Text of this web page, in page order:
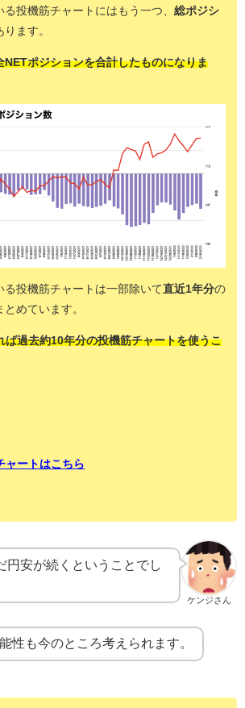
投機筋チャートにはもう一つ、 総ポジシ
ます。
NETポジションを合計したものになりま
る投機筋チャートは一部除いて直近1年分の
めています。
ば過去約10年分の投機筋チャートを使うこ
ートはこちら
ケンジさん
円安が続くということでし
性も今のところ考えられます。